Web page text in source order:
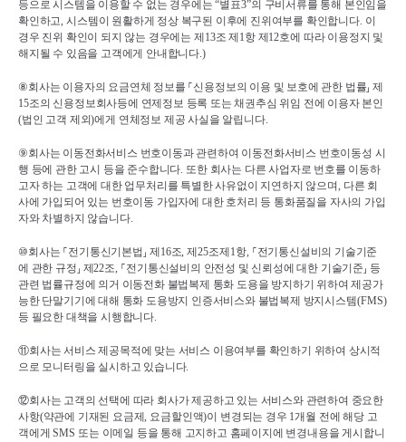
등으로 시스템을 이용할 수 없는 경우에는 “별표3”의 구비서류를 통해 본인임을
확인하고, 시스템이 원활하게 정상 복구된 이후에 진위여부를 확인합니다. 이
경우 진위 확인이 되지 않는 경우에는 제 13조 제 1항 제 12호에 따라 이용정지 및
해지될 수 있음을 고객에게 안내합니다.)
⑧회사는 이용자의 요금연체 정보를 ⸀신용정보의 이용 및 보호에 관한 법률⸥ 제
15조의 신용정보회사등에 연제정보 등록 또는 채권추심 위임 전에 이용자 본인
(법인 고객 제외)에게 연체정보 제공 사실을 알립니다.
⑨회사는 이동전화서비스 번호이동과 관련하여 이동전화서비스 번호이동성 시
행 등에 관한 고시 등을 준수합니다. 또한 회사는 다른 사업자로 번호를 이동하
고자 하는 고객에 대한 업무처리를 특별한 사유없이 지연하지 않으며, 다른 회
사에 가입되어 있는 번호이동 가입자에 대한 호처리 등 통화품질을 자사의 가입
자와 차별하지 않습니다.
⑩회사는 ⸀전기통신기본법 ⸥ 제 16조, 제25조제 1항, ⸀전기통신설비의 기술기준
에 관한 규정 ⸥ 제22조, ⸀전기통신설비의 안전성 및 신뢰성에 대한 기술기준 ⸥ 등
관련 법률규정에 의거 이동전화 불법복제 통화 도용을 방지하기 위하여 제공가
능한 단말기기에 대해 통화 도용방지 인증서비스와 불법복제 방지시스템(FMS)
등 필요한 대책을 시행합니다.
⑪회사는 서비스 제공목적에 맞는 서비스 이용여부를 확인하기 위하여 상시적
으로 모니터링을 실시하고 있습니다.
⑫회사는 고객의 선택에 따라 회사가 제공하고 있는 서비스와 관련하여 중요한
사항(약관에 기재된 요금제, 요금할인액)이 변경되는 경우 1개월 전에 해당 고
객에게 SMS 또는 이메일 등을 통해 고지하고 홈페이지에 변경내용을 게시합니